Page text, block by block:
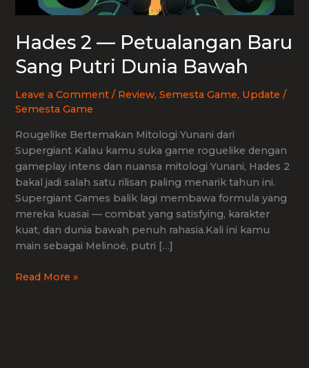
Hades 2 — Petualangan Baru
Sang Putri Dunia Bawah
Leave a Comment / Review,Semesta Game, Update /
Semesta Game
Rougelike Bertemakan Mitologi Yunani dari
Supergiant Kalau kamu suka game roguelike dengan
gameplay intens dan nuansa mitologi Yunani, Hades 2
bakal jadi salah satu rilisan paling menarik tahun ini.
Supergiant Games balik lagi membawa formula yang
mereka kuasai — combat yang satisfying, karakter
kuat, dan dunia bawah penuh rahasia.Kali ini kamu
main sebagai Melinoë, putri […]
Hades
Read More »